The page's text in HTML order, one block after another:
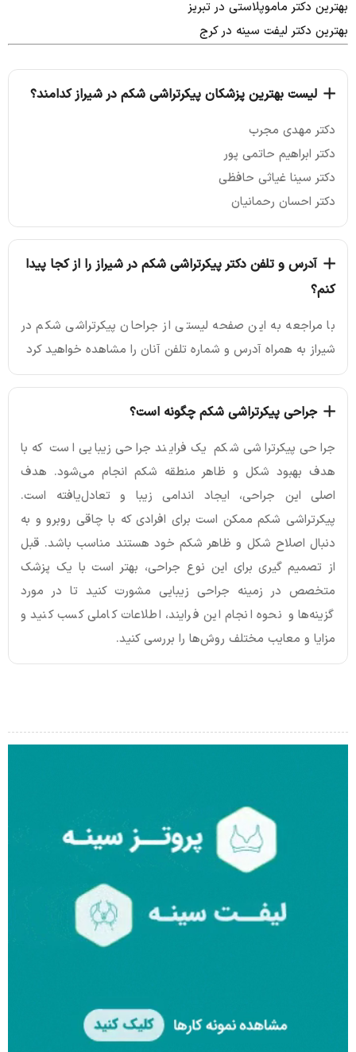
بهترین دکتر ماموپلاستی در تبریز
بهترین دکتر لیفت سینه در کرج
لیست بهترین پزشکان پیکرتراشی شکم در شیراز کدامند؟
دکتر مهدی مجرب
دکتر ابراهیم حاتمی پور
دکتر سینا غیاثی حافظی
دکتر احسان رحمانیان
آدرس و تلفن دکتر پیکرتراشی شکم در شیراز را از کجا پیدا
کنم؟
با مراجعه به این صفحه لیستی از جراحان پیکرتراشی شکم در
شیراز به همراه آدرس و شماره تلفن آنان را مشاهده خواهید کرد
جراحی پیکرتراشی شکم چگونه است؟
جراحی پیکرتراشی شکم یک فرایند جراحی زیبایی است که با
هدف بهبود شکل و ظاهر منطقه شکم انجام می‌شود. هدف
اصلی این جراحی، ایجاد اندامی زیبا و تعادل‌یافته است.
پیکرتراشی شکم ممکن است برای افرادی که با چاقی روبرو و به
دنبال اصلاح شکل و ظاهر شکم خود هستند مناسب باشد. قبل
از تصمیم گیری برای این نوع جراحی، بهتر است با یک پزشک
متخصص در زمینه جراحی زیبایی مشورت کنید تا در مورد
گزینه‌ها و نحوه انجام این فرایند، اطلاعات کاملی کسب کنید و
مزایا و معایب مختلف روش‌ها را بررسی کنید.